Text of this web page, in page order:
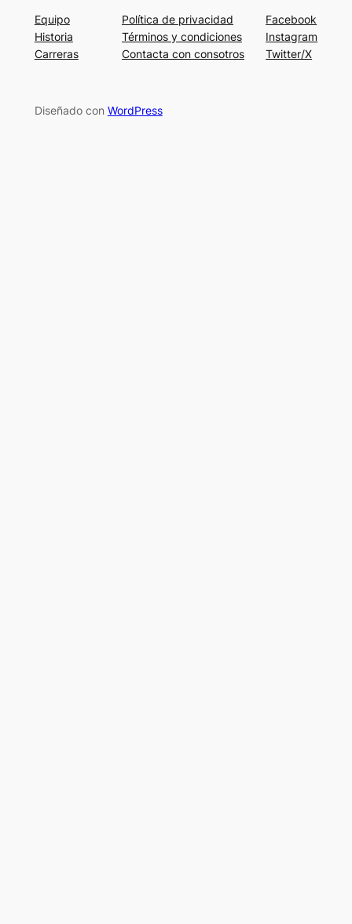
Equipo
Historia
Carreras
Política de privacidad
Términos y condiciones
Contacta con consotros
Facebook
Instagram
Twitter/X
Diseñado con WordPress